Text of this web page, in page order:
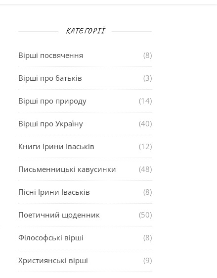
КАТЕГОРІЇ
Вірші посвячення (8)
Вірші про батьків (3)
Вірші про природу (14)
Вірші про Україну (40)
Книги Ірини Іваськів (12)
Письменницькі кавусинки (48)
Пісні Ірини Іваськів (8)
Поетичний щоденник (50)
Філософські вірші (8)
Християнські вірші (9)